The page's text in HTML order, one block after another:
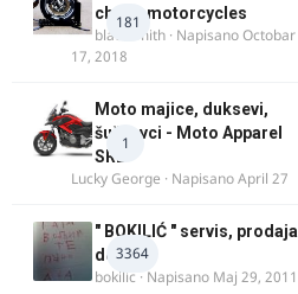
181
chock motorcycles
blacksmith · NapisanoOctobar
17, 2018
1
Moto majice, duksevi,
šuškavci - Moto Apparel
SRB
Lucky George · NapisanoApril 27
3364
" BOKILIĆ " servis, prodaja
delova
bokilic · Napisano Maj 29, 2011